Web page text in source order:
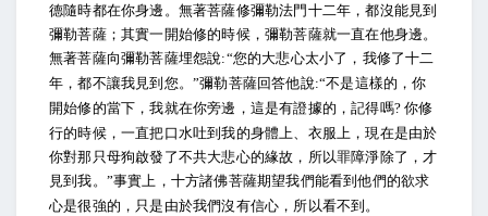
德隨時都在你身邊。無著菩薩修彌勒法門十二年，都沒能見到
彌勒菩薩；其實一開始修的時候，彌勒菩薩就一直在他身邊。
無著菩薩向彌勒菩薩埋怨說:“您的大悲心太小了，我修了十二
年，都不讓我見到您。 ”彌勒菩薩回答他說:“不是這樣的，你
開始修的當下，我就在你旁邊，這是有證據的，記得嗎?你修
行的時候，一直把口水吐到我的身體上、衣服上，現在是由於
你對那只母狗啟發了不共大悲心的緣故，所以罪障淨除了，才
見到我。 ”事實上，十方諸佛菩薩期望我們能看到他們的欲求
心是很強的，只是由於我們沒有信心，所以看不到。